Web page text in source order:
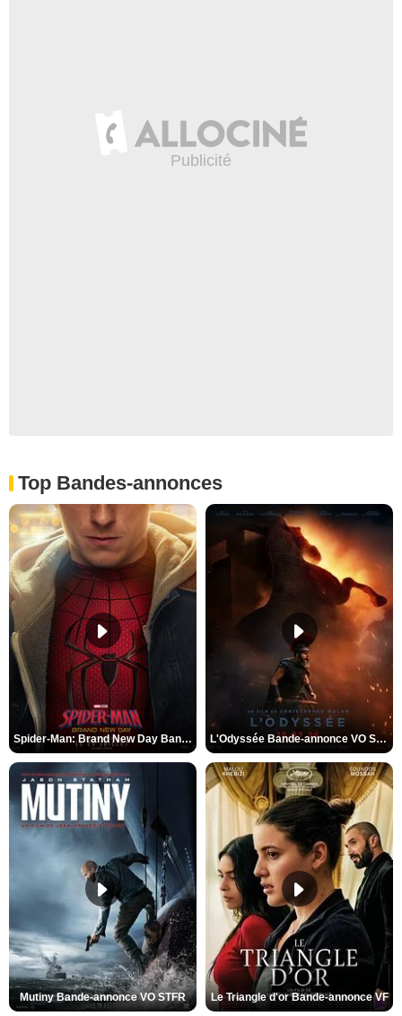
Top Bandes-annonces
Spider-Man: Brand New Day Bande-annonce VO STFR L'Odyssée Bande-annonce VO STFR
Mutiny Bande-annonce VO STFR Le Triangle d'or Bande-annonce VF